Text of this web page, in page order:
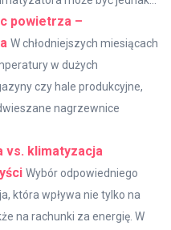
powietrza –
W chłodniejszych miesiącach
w dużych
czy hale produkcyjne,
nagrzewnice
vs. klimatyzacja
Wybór odpowiedniego
która wpływa nie tylko na
na rachunki za energię. W